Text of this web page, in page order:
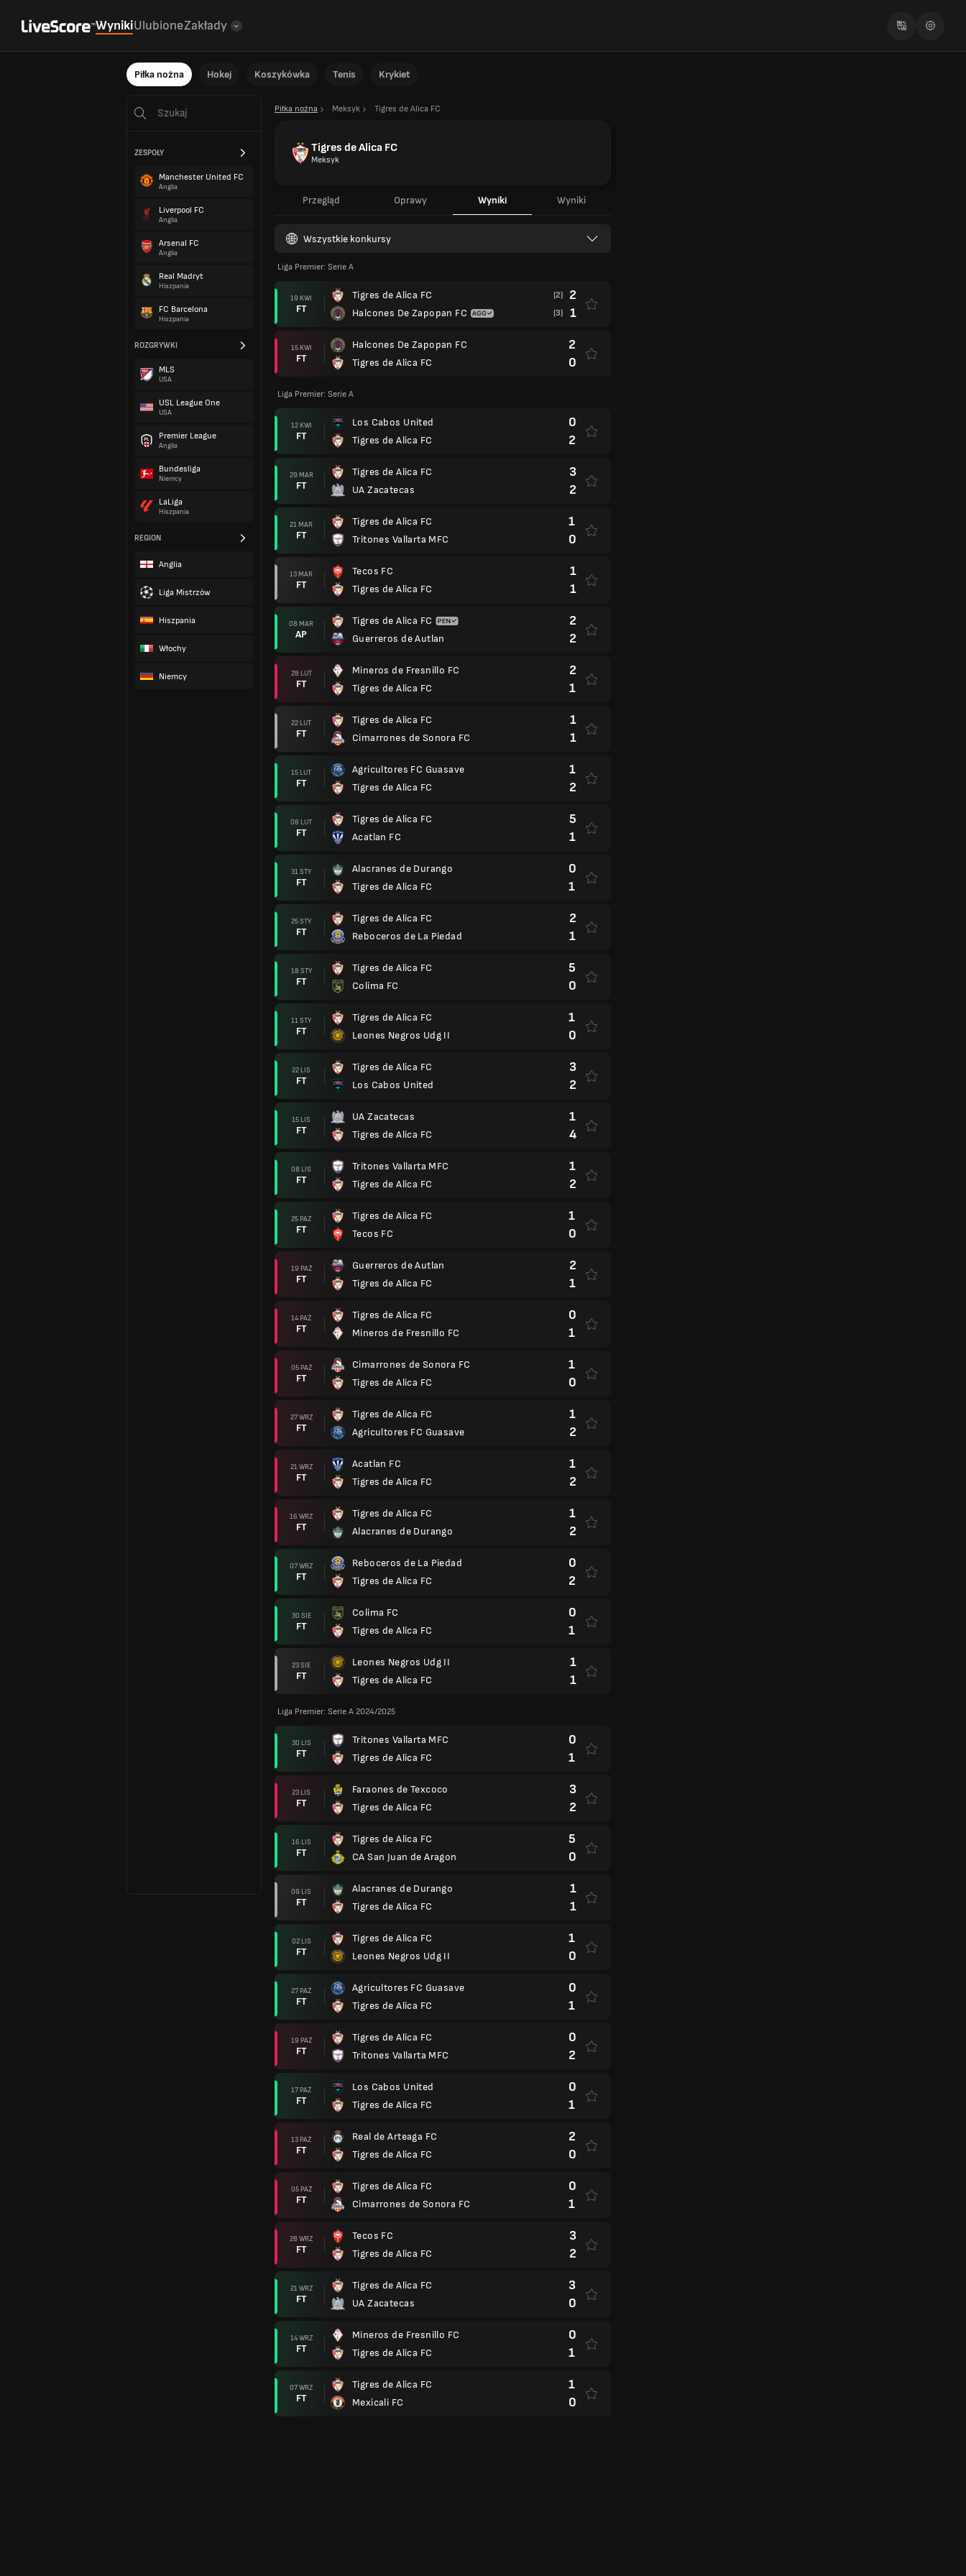
WynikiUlubioneZakłady
Piłka nożna Hokej Koszykówka Tenis Krykiet
ZESPOŁY
Manchester United FC
Anglia
Liverpool FC
Anglia
Arsenal FC
Anglia
Real Madryt
Hiszpania
FC Barcelona
Hiszpania
ROZGRYWKI
MLS
USA
USL League One
USA
Premier League
Anglia
Bundesliga
Niemcy
LaLiga
Hiszpania
REGION
Anglia
Liga Mistrzów
Hiszpania
Włochy
Niemcy
Piłka nożna Meksyk Tigres de Alica FC
Tigres de Alica FC
Meksyk
Przegląd Oprawy Wyniki Wyniki
Wszystkie konkursy
Liga Premier: Serie A
19 KWI
FT
Tigres de Alica FC
Halcones De Zapopan FC
(2) 2
(3) 1
15 KWI
FT
Halcones De Zapopan FC
Tigres de Alica FC
2
0
Liga Premier: Serie A
12 KWI
FT
Los Cabos United
Tigres de Alica FC
0
2
29 MAR
FT
Tigres de Alica FC
UA Zacatecas
3
2
21 MAR
FT
Tigres de Alica FC
Tritones Vallarta MFC
1
0
13 MAR
FT
Tecos FC
Tigres de Alica FC
1
1
08 MAR
AP
Tigres de Alica FC
Guerreros de Autlan
2
2
28 LUT
FT
Mineros de Fresnillo FC
Tigres de Alica FC
2
1
22 LUT
FT
Tigres de Alica FC
Cimarrones de Sonora FC
1
1
15 LUT
FT
Agricultores FC Guasave
Tigres de Alica FC
1
2
08 LUT
FT
Tigres de Alica FC
Acatlan FC
5
1
31 STY
FT
Alacranes de Durango
Tigres de Alica FC
0
1
25 STY
FT
Tigres de Alica FC
Reboceros de La Piedad
2
1
18 STY
FT
Tigres de Alica FC
Colima FC
5
0
11 STY
FT
Tigres de Alica FC
Leones Negros Udg II
1
0
22 LIS
FT
Tigres de Alica FC
Los Cabos United
3
2
15 LIS
FT
UA Zacatecas
Tigres de Alica FC
1
4
08 LIS
FT
Tritones Vallarta MFC
Tigres de Alica FC
1
2
25 PAŹ
FT
Tigres de Alica FC
Tecos FC
1
0
19 PAŹ
FT
Guerreros de Autlan
Tigres de Alica FC
2
1
14 PAŹ
FT
Tigres de Alica FC
Mineros de Fresnillo FC
0
1
05 PAŹ
FT
Cimarrones de Sonora FC
Tigres de Alica FC
1
0
27 WRZ
FT
Tigres de Alica FC
Agricultores FC Guasave
1
2
21 WRZ
FT
Acatlan FC
Tigres de Alica FC
1
2
16 WRZ
FT
Tigres de Alica FC
Alacranes de Durango
1
2
07 WRZ
FT
Reboceros de La Piedad
Tigres de Alica FC
0
2
30 SIE
FT
Colima FC
Tigres de Alica FC
0
1
23 SIE
FT
Leones Negros Udg II
Tigres de Alica FC
1
1
Liga Premier: Serie A 2024/2025
30 LIS
FT
Tritones Vallarta MFC
Tigres de Alica FC
0
1
23 LIS
FT
Faraones de Texcoco
Tigres de Alica FC
3
2
16 LIS
FT
Tigres de Alica FC
CA San Juan de Aragon
5
0
09 LIS
FT
Alacranes de Durango
Tigres de Alica FC
1
1
02 LIS
FT
Tigres de Alica FC
Leones Negros Udg II
1
0
27 PAŹ
FT
Agricultores FC Guasave
Tigres de Alica FC
0
1
19 PAŹ
FT
Tigres de Alica FC
Tritones Vallarta MFC
0
2
17 PAŹ
FT
Los Cabos United
Tigres de Alica FC
0
1
13 PAŹ
FT
Real de Arteaga FC
Tigres de Alica FC
2
0
05 PAŹ
FT
Tigres de Alica FC
Cimarrones de Sonora FC
0
1
28 WRZ
FT
Tecos FC
Tigres de Alica FC
3
2
21 WRZ
FT
Tigres de Alica FC
UA Zacatecas
3
0
14 WRZ
FT
Mineros de Fresnillo FC
Tigres de Alica FC
0
1
07 WRZ
FT
Tigres de Alica FC
Mexicali FC
1
0